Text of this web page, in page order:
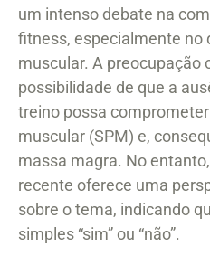
um intenso debate na
fitness, especialmente no
muscular. A preocupação
possibilidade de que a
treino possa
muscular (SPM) e,
massa magra. No
recente oferece uma
sobre o tema, indicando
simples “sim” ou “não”.